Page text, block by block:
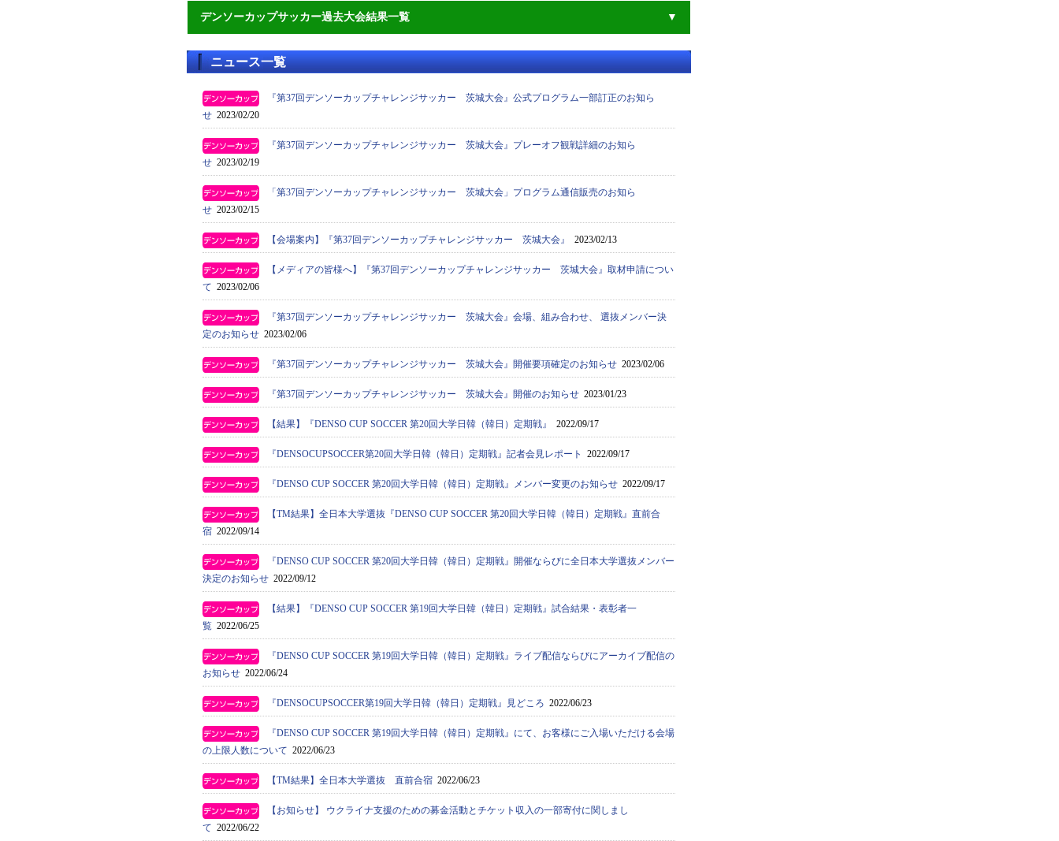
デンソーカップサッカー過去大会結果一覧
ニュース一覧
『第37回デンソーカップチャレンジサッカー 茨城大会』公式プログラム一部訂正のお知ら
せ 2023/02/20
『第37回デンソーカップチャレンジサッカー 茨城大会』プレーオフ観戦詳細のお知ら
せ 2023/02/19
「第37回デンソーカップチャレンジサッカー 茨城大会」プログラム通信販売のお知ら
せ 2023/02/15
【会場案内】『第37回デンソーカップチャレンジサッカー 茨城大会』 2023/02/13
【メディアの皆様へ】『第37回デンソーカップチャレンジサッカー 茨城大会』取材申請につい
て 2023/02/06
『第37回デンソーカップチャレンジサッカー 茨城大会』会場、組み合わせ、 選抜メンバー決
定のお知らせ 2023/02/06
『第37回デンソーカップチャレンジサッカー 茨城大会』開催要項確定のお知らせ 2023/02/06
『第37回デンソーカップチャレンジサッカー 茨城大会』開催のお知らせ 2023/01/23
【結果】『DENSO CUP SOCCER 第20回大学日韓（韓日）定期戦』 2022/09/17
『DENSOCUPSOCCER第20回大学日韓（韓日）定期戦』記者会見レポート 2022/09/17
『DENSO CUP SOCCER 第20回大学日韓（韓日）定期戦』メンバー変更のお知らせ 2022/09/17
【TM結果】全日本大学選抜『DENSO CUP SOCCER 第20回大学日韓（韓日）定期戦』直前合
宿 2022/09/14
『DENSO CUP SOCCER 第20回大学日韓（韓日）定期戦』開催ならびに全日本大学選抜メンバー
決定のお知らせ 2022/09/12
【結果】『DENSO CUP SOCCER 第19回大学日韓（韓日）定期戦』試合結果・表彰者一
覧 2022/06/25
『DENSO CUP SOCCER 第19回大学日韓（韓日）定期戦』ライブ配信ならびにアーカイブ配信の
お知らせ 2022/06/24
『DENSOCUPSOCCER第19回大学日韓（韓日）定期戦』見どころ 2022/06/23
『DENSO CUP SOCCER 第19回大学日韓（韓日）定期戦』にて、お客様にご入場いただける会場
の上限人数について 2022/06/23
【TM結果】全日本大学選抜 直前合宿 2022/06/23
【お知らせ】 ウクライナ支援のための募金活動とチケット収入の一部寄付に関しまし
て 2022/06/22